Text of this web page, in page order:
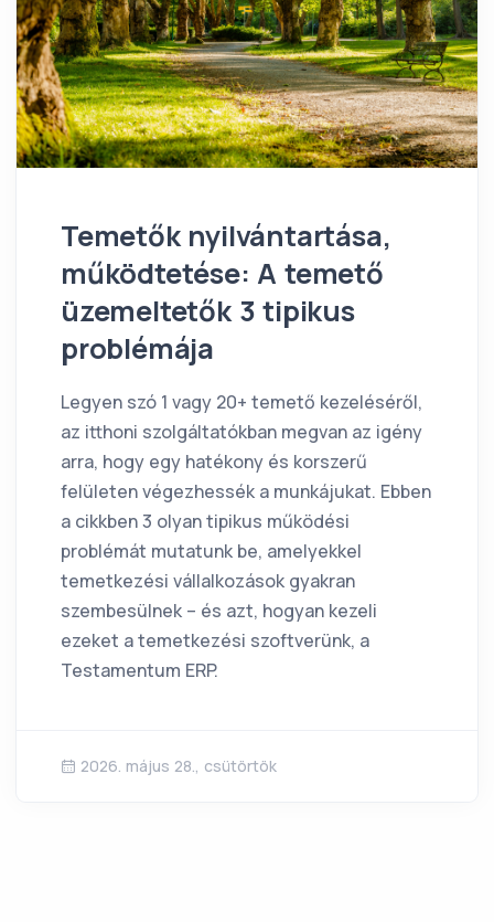
Temetők nyilvántartása,
működtetése: A temető
üzemeltetők 3 tipikus
problémája
Legyen szó 1 vagy 20+ temető kezeléséről,
az itthoni szolgáltatókban megvan az igény
arra, hogy egy hatékony és korszerű
felületen végezhessék a munkájukat. Ebben
a cikkben 3 olyan tipikus működési
problémát mutatunk be, amelyekkel
temetkezési vállalkozások gyakran
szembesülnek – és azt, hogyan kezeli
ezeket a temetkezési szoftverünk, a
Testamentum ERP.
2026. május 28., csütörtök